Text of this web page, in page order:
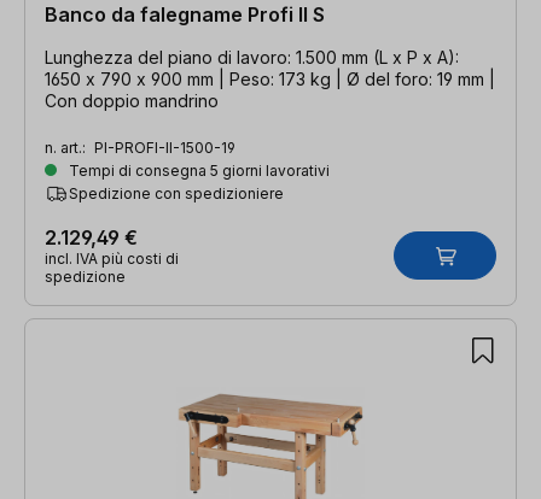
Banco da falegname Profi II S
Lunghezza del piano di lavoro: 1.500 mm (L x P x A):
1650 x 790 x 900 mm | Peso: 173 kg | Ø del foro: 19 mm |
Con doppio mandrino
n. art.: PI-PROFI-II-1500-19
Tempi di consegna 5 giorni lavorativi
Spedizione con spedizioniere
2.129,49 €
incl. IVA più costi di
spedizione